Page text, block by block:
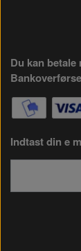
Du kan
Indtast din e